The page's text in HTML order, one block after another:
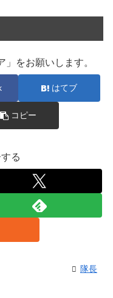
をお願いします。
はてブ
コピー
る
隊長